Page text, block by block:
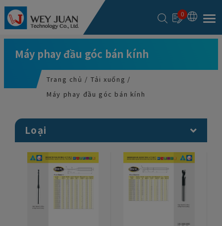
0
Máy phay đầu góc bán kính
Trang chủ
Tải xuống
Máy phay đầu góc bán kính
Loại
Bảng quản lý cookie